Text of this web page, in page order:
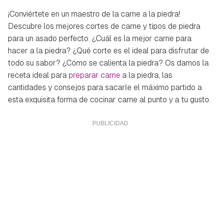
¡Conviértete en un maestro de la carne a la piedra!
Descubre los mejores cortes de carne y tipos de piedra
para un asado perfecto. ¿Cuál es la mejor carne para
hacer a la piedra? ¿Qué corte es el ideal para disfrutar de
todo su sabor? ¿Cómo se calienta la piedra? Os damos la
receta ideal parapreparar carne a la piedra, las
cantidades y consejos para sacarle el máximo partido a
esta exquisita forma de cocinar carne al punto y a tu gusto.